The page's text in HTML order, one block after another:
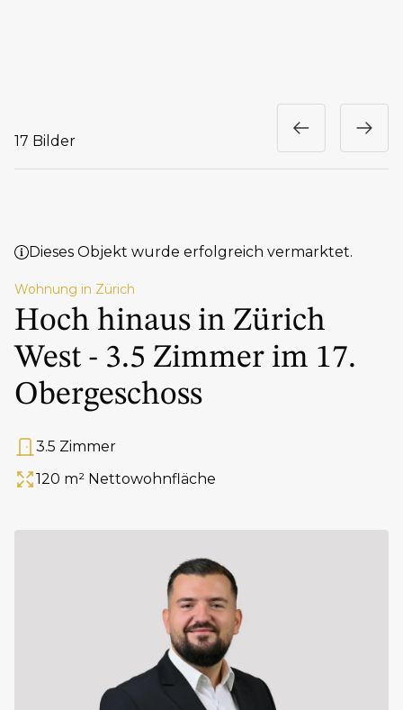
17 Bilder
Dieses Objekt wurde erfolgreich vermarktet.
Wohnung in Zürich
Hoch hinaus in Zürich
West - 3.5 Zimmer im 17.
Obergeschoss
Anzahl Zimmer
3.5 Zimmer
Fläche
120 m² Nettowohnfläche